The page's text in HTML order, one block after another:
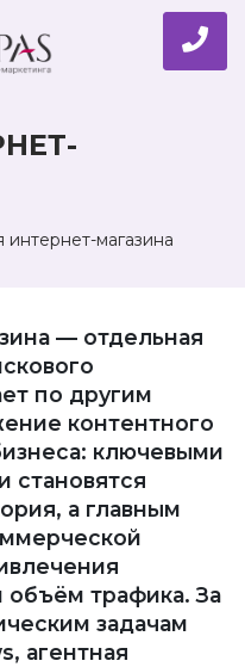
интернет-магазина
— отдельная
по другим
контентного
ключевыми
становятся
а главным
объём трафика. За
задачам
агентная